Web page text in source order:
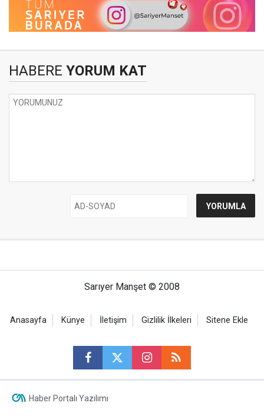
HABERE YORUM KAT
Sarıyer Manşet © 2008
Anasayfa Künye İletişim Gizlilik İlkeleri Sitene Ekle
Haber Portalı Yazılımı